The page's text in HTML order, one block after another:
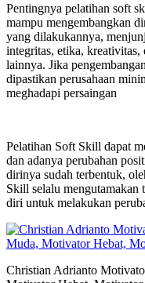
Pentingnya pelatihan soft
mampu mengembangkan
yang dilakukannya,
integritas, etika, kreativitas,
lainnya. Jika
dipastikan perusahaan
meghadapi persaingan
Pelatihan Soft Skill dapat
dan adanya perubahan
dirinya sudah terbentuk,
Skill selalu mengutamakan
diri untuk melakukan
Christian Adrianto